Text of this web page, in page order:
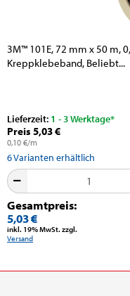
3M™ 101E, 72 mm x 50 m,
Kreppklebeband, Beliebt...
Lieferzeit: 1 - 3 Werktage*
Preis 5,03 €
0,10 €/m
6Varianten erhältlich
Gesamtpreis:
5,03 €
inkl. 19% MwSt. zzgl.
Versand